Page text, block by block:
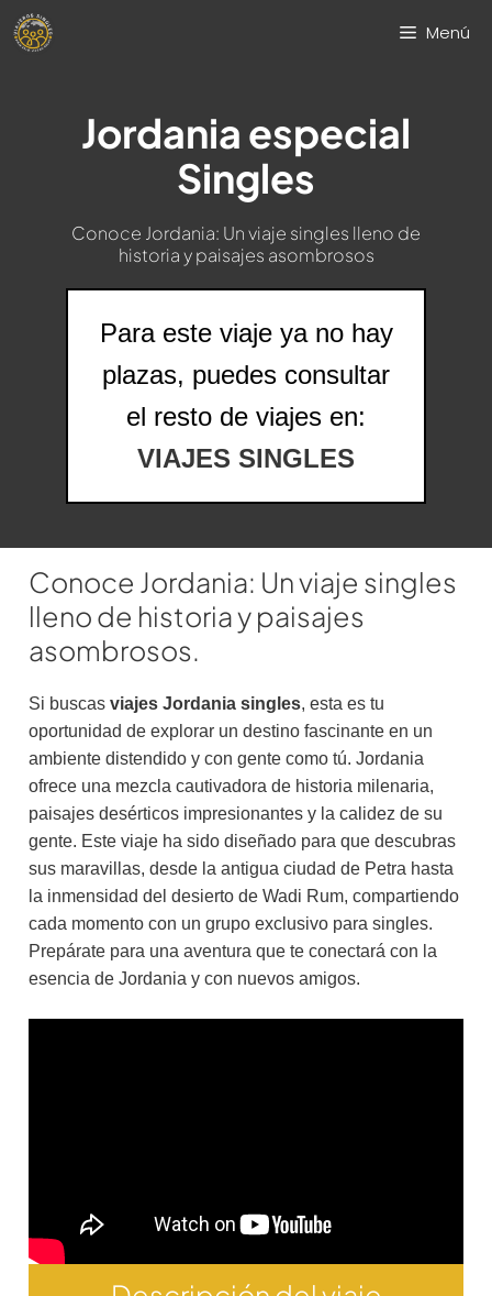
Saltar
Menú
Jordania especial
Singles
Conoce Jordania: Un viaje singles lleno de
historia y paisajes asombrosos
Para este viaje ya no hay
plazas, puedes consultar
el resto de viajes en:
VIAJES SINGLES
Conoce Jordania: Un viaje singles
lleno de historia y paisajes
asombrosos.
Si buscas viajes Jordania singles, esta es tu
oportunidad de explorar un destino fascinante en un
ambiente distendido y con gente como tú. Jordania
ofrece una mezcla cautivadora de historia milenaria,
paisajes desérticos impresionantes y la calidez de su
gente. Este viaje ha sido diseñado para que descubras
sus maravillas, desde la antigua ciudad de Petra hasta
la inmensidad del desierto de Wadi Rum, compartiendo
cada momento con un grupo exclusivo para singles.
Prepárate para una aventura que te conectará con la
esencia de Jordania y con nuevos amigos.